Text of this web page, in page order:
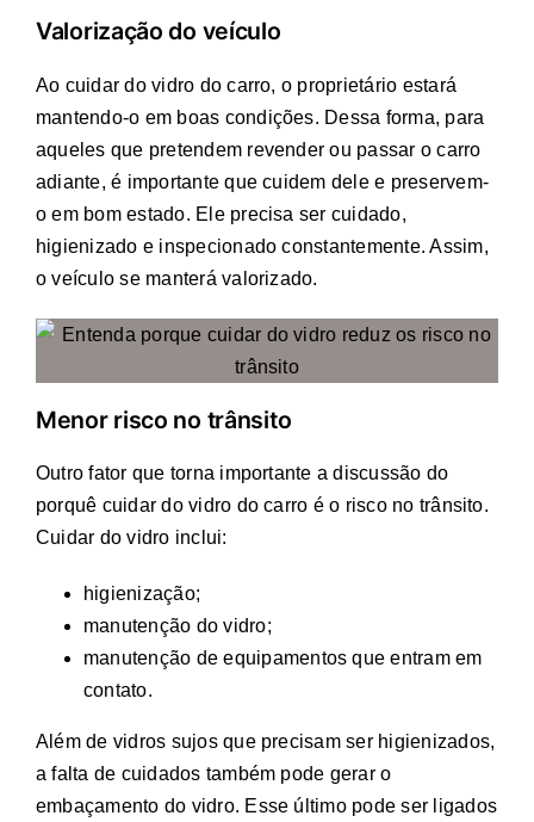
Valorização do veículo
Ao cuidar do vidro do carro, o proprietário estará
mantendo-o em boas condições. Dessa forma, para
aqueles que pretendem revender ou passar o carro
adiante, é importante que cuidem dele e preservem-
o em bom estado. Ele precisa ser cuidado,
higienizado e inspecionado constantemente. Assim,
o veículo se manterá valorizado.
Menor risco no trânsito
Outro fator que torna importante a discussão do
porquê cuidar do vidro do carro é o risco no trânsito.
Cuidar do vidro inclui:
higienização;
manutenção do vidro;
manutenção de equipamentos que entram em
contato.
Além de vidros sujos que precisam ser higienizados,
a falta de cuidados também pode gerar o
embaçamento do vidro. Esse último pode ser ligados